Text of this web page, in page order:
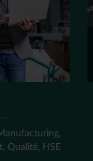
Qualité, HSE